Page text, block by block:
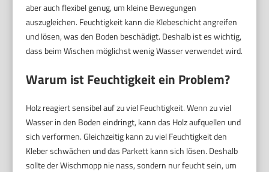
aber auch flexibel genug, um kleine Bewegungen
auszugleichen. Feuchtigkeit kann die Klebeschicht angreifen
und lösen, was den Boden beschädigt. Deshalb ist es wichtig,
dass beim Wischen möglichst wenig Wasser verwendet wird.
Warum ist Feuchtigkeit ein Problem?
Holz reagiert sensibel auf zu viel Feuchtigkeit. Wenn zu viel
Wasser in den Boden eindringt, kann das Holz aufquellen und
sich verformen. Gleichzeitig kann zu viel Feuchtigkeit den
Kleber schwächen und das Parkett kann sich lösen. Deshalb
sollte der Wischmopp nie nass, sondern nur feucht sein, um